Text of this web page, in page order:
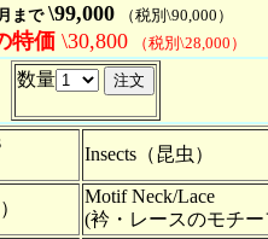
まで \99,000 （税別\90,000 ）
特価 \30,800 （税別\28,000 ）
数量
Insects（昆虫）
Motif Neck/Lace
(衿・レースのモチー